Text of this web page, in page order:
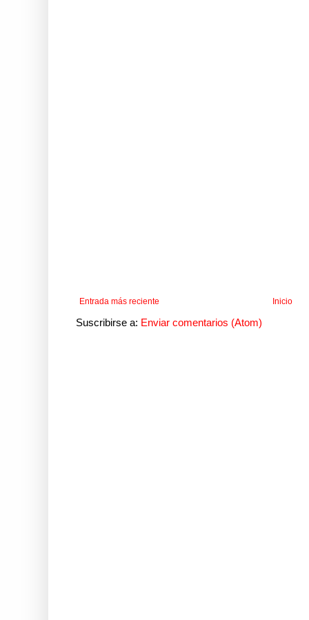
Entrada más reciente Inicio
Suscribirse a: Enviar comentarios (Atom)